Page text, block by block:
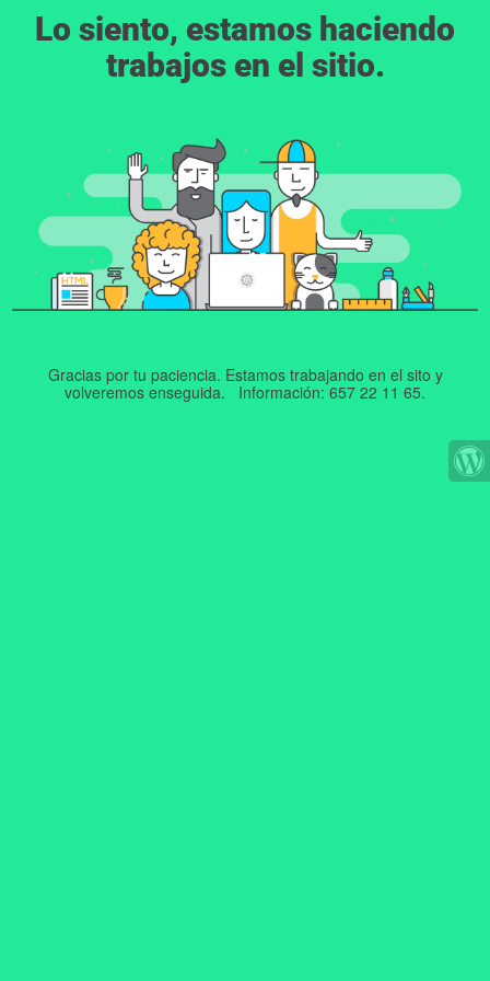
Lo siento, estamos haciendo
trabajos en el sitio.
Gracias por tu paciencia. Estamos trabajando en el sito y
volveremos enseguida. Información: 657 22 11 65.